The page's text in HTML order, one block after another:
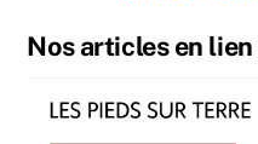
Nos articles en lien